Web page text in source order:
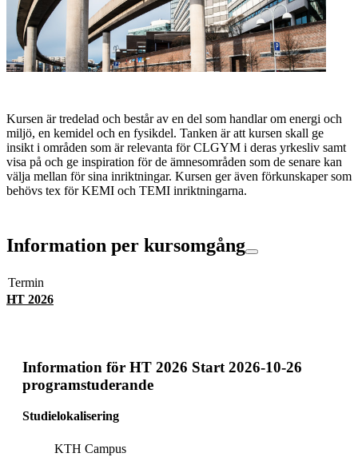
Kursen är tredelad och består av en del som handlar om energi och
miljö, en kemidel och en fysikdel. Tanken är att kursen skall ge
insikt i områden som är relevanta för CLGYM i deras yrkesliv samt
visa på och ge inspiration för de ämnesområden som de senare kan
välja mellan för sina inriktningar. Kursen ger även förkunskaper som
behövs tex för KEMI och TEMI inriktningarna.
Information per kursomgång
Termin
HT 2026
Information för HT 2026 Start 2026-10-26
programstuderande
Studielokalisering
KTH Campus